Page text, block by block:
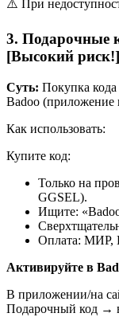
⚠️ При
3. Подарочные
[Высокий риск!]
Суть: Покупка
Badoo (приложение
Как использовать:
Купите код:
Только на
GGSEL).
Ищите:
Оплата: МИР,
Активируйте в
В приложении/на
Подарочный код →